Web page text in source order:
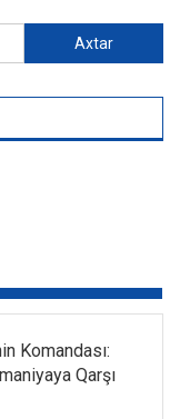
Komandası:
Qarşı